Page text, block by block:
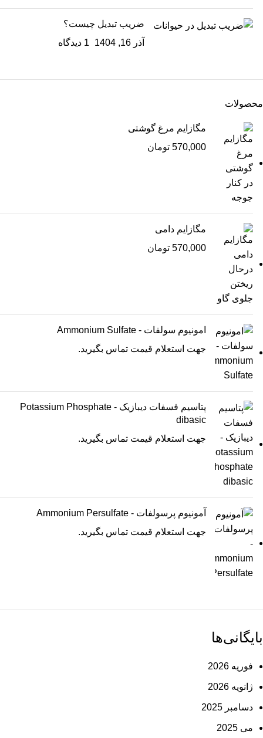
ضریب تبدیل چیست؟
آذر 16, 1404
1 دیدگاه
محصولات
مگازایم مرغ گوشتی
570,000 تومان
مگازایم دامی
570,000 تومان
امونیوم سولفات - Ammonium Sulfate
جهت استعلام قیمت تماس بگیرید.
پتاسیم فسفات دیبازیک - Potassium Phosphate
dibasic
جهت استعلام قیمت تماس بگیرید.
آمونیوم پرسولفات - Ammonium Persulfate
جهت استعلام قیمت تماس بگیرید.
بایگانی‌ها
فوریه 2026
ژانویه 2026
دسامبر 2025
می 2025